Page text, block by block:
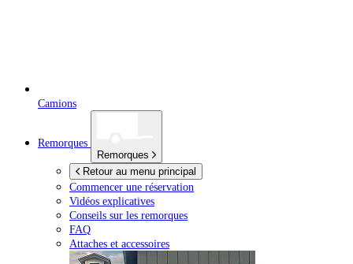
Camions
Remorques
Remorques
Retour au menu principal
Commencer une réservation
Vidéos explicatives
Conseils sur les remorques
FAQ
Attaches et accessoires